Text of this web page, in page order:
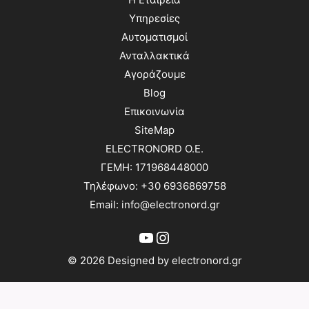
Υπηρεσίες
Αυτοματισμοί
Ανταλλακτικά
Αγοράζουμε
Blog
Επικοινωνία
SiteMap
ELECTRONORD O.E.
ΓΕΜΗ: 171968448000
Τηλέφωνο: +30 6936869758
Email: info@electronord.gr
YouTube
Instagram
© 2026 Designed by electronord.gr